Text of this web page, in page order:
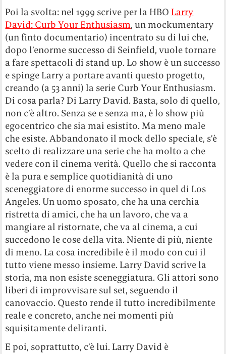
Poi la svolta: nel 1999 scrive per la HBO Larry
David: Curb Your Enthusiasm, un mockumentary
(un finto documentario) incentrato su di lui che,
dopo l’enorme successo di Seinfield, vuole tornare
a fare spettacoli di stand up. Lo show è un successo
e spinge Larry a portare avanti questo progetto,
creando (a 53 anni) la serie Curb Your Enthusiasm.
Di cosa parla? Di Larry David. Basta, solo di quello,
non c’è altro. Senza se e senza ma, è lo show più
egocentrico che sia mai esistito. Ma meno male
che esiste. Abbandonato il mock dello speciale, s’è
scelto di realizzare una serie che ha molto a che
vedere con il cinema verità. Quello che si racconta
è la pura e semplice quotidianità di uno
sceneggiatore di enorme successo in quel di Los
Angeles. Un uomo sposato, che ha una cerchia
ristretta di amici, che ha un lavoro, che va a
mangiare al ristornate, che va al cinema, a cui
succedono le cose della vita. Niente di più, niente
di meno. La cosa incredibile è il modo con cui il
tutto viene messo insieme. Larry David scrive la
storia, ma non esiste sceneggiatura. Gli attori sono
liberi di improvvisare sul set, seguendo il
canovaccio. Questo rende il tutto incredibilmente
reale e concreto, anche nei momenti più
squisitamente deliranti.
E poi, soprattutto, c’è lui. Larry David è